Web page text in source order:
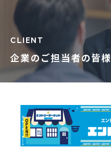
企業のご担当者の皆様
CLIENT